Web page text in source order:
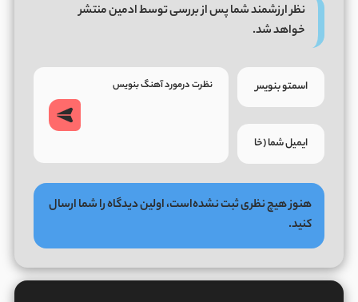
نظر ارزشمند شما پس از بررسی توسط ادمین منتشر
خواهد شد.
هنوز هیچ نظری ثبت نشده‌است، اولین دیدگاه را شما ارسال
کنید.